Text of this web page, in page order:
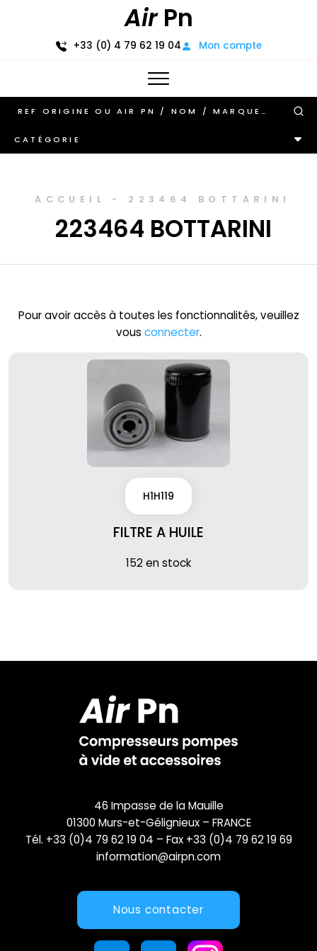
AirPn
+33 (0) 4 79 62 19 04 Mon compte
CATÉGORIE
ACCUEIL - 223464 BOTTARINI
223464 BOTTARINI
Pour avoir accès à toutes les fonctionnalités, veuillez
vous connecter.
H1H119
FILTRE A HUILE
152 en stock
46 Impasse de la Mauille
01300 Murs-et-Gélignieux – FRANCE
Tél. +33 (0)4 79 62 19 04 – Fax +33 (0)4 79 62 19 69
information@airpn.com
Nous contacter